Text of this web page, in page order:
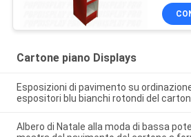
Cartone piano Displays
Esposizioni di pavimento su
espositori blu bianchi rotondi del
Albero di Natale alla moda di bassa